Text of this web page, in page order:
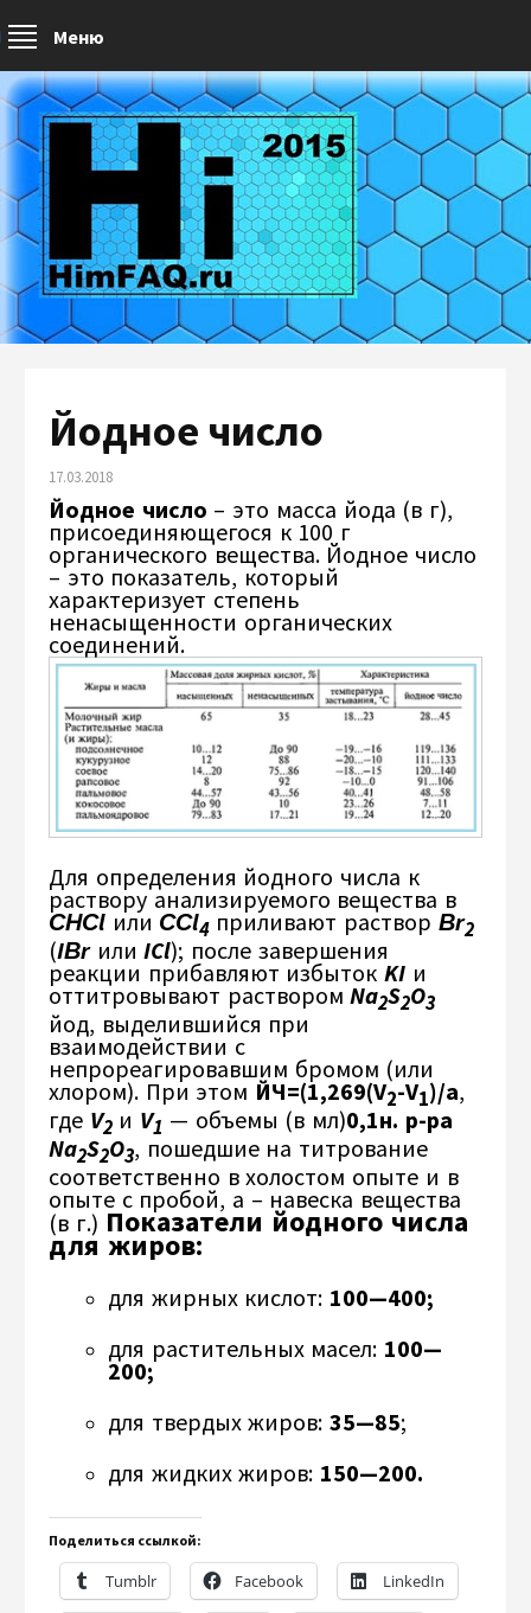
Меню
Йодное число
17.03.2018
Йодное число – это масса йода (в г),
присоединяющегося к 100 г
органического вещества. Йодное число
– это показатель, который
характеризует степень
ненасыщенности органических
соединений.
Для определения йодного числа к
раствору анализируемого вещества в
СНСl или ССl4приливают раствор Вr2
(IВrилиICl); после завершения
реакции прибавляют избытокKI и
оттитровывают растворомNa2S2O3
йод, выделившийся при
взаимодействии с
непрореагировавшим бромом (или
хлором). При этом ЙЧ=(1,269(V2-V1)/a,
где V2и V1 — объемы (в мл)0,1н. р-ра
Na2S2O3, пошедшие на титрование
соответственно в холостом опыте и в
опыте с пробой, a – навеска вещества
(в г.) Показатели йодного числа
для жиров:
для жирных кислот: 100—400;
для растительных масел: 100—
200;
для твердых жиров:35—85;
для жидких жиров: 150—200.
Поделиться ссылкой:
Tumblr Facebook LinkedIn